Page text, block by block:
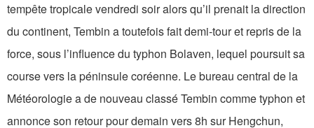
tempête tropicale vendredi soir alors qu’il prenait la direction
du continent, Tembin a toutefois fait demi-tour et repris de la
force, sous l’influence du typhon Bolaven, lequel poursuit sa
course vers la péninsule coréenne. Le bureau central de la
Météorologie a de nouveau classé Tembin comme typhon et
annonce son retour pour demain vers 8h sur Hengchun,